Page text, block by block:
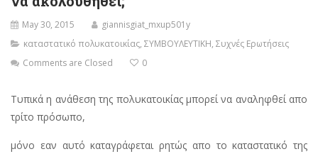
May 30, 2015
giannisgiat_mxup501y
καταστατικό πολυκατοικίας, ΣΥΜΒΟΥΛΕΥΤΙΚΗ, Συχνές Ερωτήσεις
Comments are Closed
0
Τυπικά η ανάθεση της πολυκατοικίας μπορεί να αναληφθεί απο
τρίτο πρόσωπο,
μόνο εαν αυτό καταγράφεται ρητώς απο το καταστατικό της